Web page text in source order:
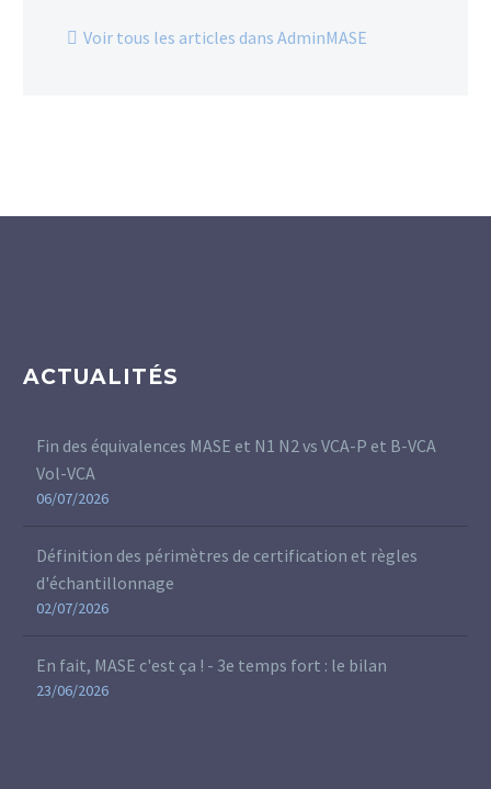
Voir tous les articles dans AdminMASE
ACTUALITÉS
Fin des équivalences MASE et N1 N2 vs VCA-P et B-VCA
Vol-VCA
06/07/2026
Définition des périmètres de certification et règles
d'échantillonnage
02/07/2026
En fait, MASE c'est ça ! - 3e temps fort : le bilan
23/06/2026